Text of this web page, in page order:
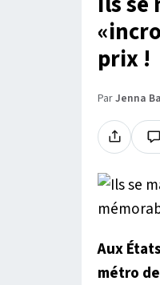
prix !
ParJenna
Aux
métro